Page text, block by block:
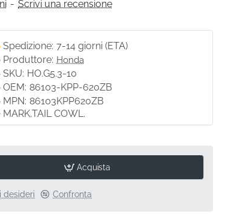
- Scrivi una recensione
Spedizione: 7-14 giorni (ETA)
Produttore: Honda
SKU: HO.G5.3-10
OEM: 86103-KPP-620ZB
MPN: 86103KPP620ZB
MARK,TAIL COWL.
Acquista
desideri Confronta